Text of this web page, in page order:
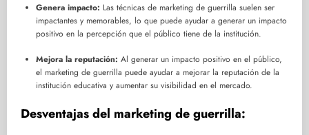
Genera impacto: Las técnicas de marketing de guerrilla suelen ser
impactantes y memorables, lo que puede ayudar a generar un impacto
positivo en la percepción que el público tiene de la institución.
Mejora la reputación: Al generar un impacto positivo en el público,
el marketing de guerrilla puede ayudar a mejorar la reputación de la
institución educativa y aumentar su visibilidad en el mercado.
Desventajas del marketing de guerrilla: